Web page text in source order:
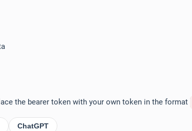
the bearer token with your own token in the format
ChatGPT